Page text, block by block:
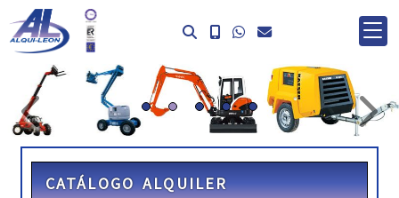
prev
CATÁLOGO ALQUILER